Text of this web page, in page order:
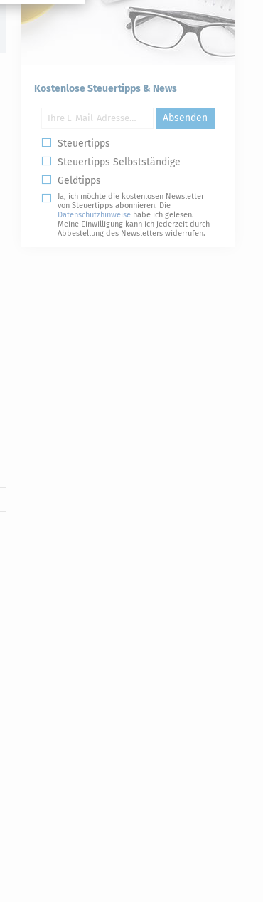
Kostenlose Steuertipps & News
Absenden
Steuertipps
Steuertipps Selbstständige
Geldtipps
Ja, ich möchte die kostenlosen Newsletter
von Steuertipps abonnieren. Die
Datenschutzhinweise habe ich gelesen.
Meine Einwilligung kann ich jederzeit durch
Abbestellung des Newsletters widerrufen.